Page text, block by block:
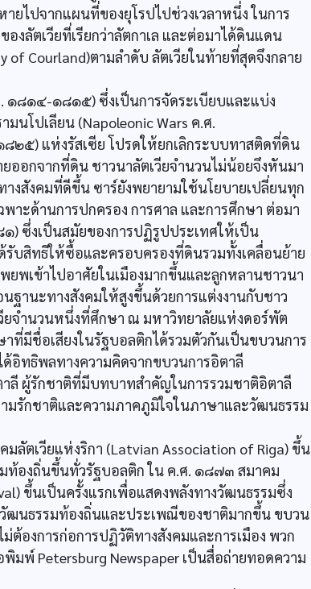
ปจากแผนที่ของยุโรปไปช่วงเวลาหนึ่ง ในการ
งลัตเวียที่เรียกว่าลัตกาเล และต่อมาได้ดินแดน
Courland)ตามลำดับ ลัตเวียในท้ายที่สุดจึงกลาย
๑๘๑๔-๑๘๑๕) ซึ่งเป็นการจัดระเบียบและแบ่ง
นโปเลียน (Napoleonic Wars ค.ศ.
๒๕) แห่งรัสเซีย โปรดให้ยกเลิกระบบทาสติดที่ดิน
อกจากที่ดิน ชาวนาลัตเวียจำนวนไม่น้อยจึงหันมา
งสังคมที่ดีขึ้น ซาร์ยังพยายามใช้นโยบายเปลี่ยนทุก
าะด้านการปกครอง การศาล และการศึกษา ต่อมา
) ซึ่งเป็นสมัยของการปฏิรูปประเทศให้เป็น
รับสิทธิให้ซื้อและครอบครองที่ดินรวมทั้งเคลื่อนย้าย
ยพเข้าไปอาศัยในเมืองมากขึ้นและลูกหลานชาวนา
ฐานะทางสังคมให้สูงขึ้นด้วยการแต่งงานกับชาว
จำนวนหนึ่งที่ศึกษา ณ มหาวิทยาลัยแห่งดอร์พัต
ที่มีชื่อเสียงในรัฐบอลติกได้รวมตัวกันเป็นขบวนการ
ด้อิทธิพลทางความคิดจากขบวนการอิตาลี
าลี ผู้รักชาติที่มีบทบาทสำคัญในการรวมชาติอิตาลี
มรักชาติและความภาคภูมิใจในภาษาและวัฒนธรรม
ลัตเวียแห่งริกา (Latvian Association of Riga) ขึ้น
ท้องถิ่นขึ้นทั่วรัฐบอลติก ใน ค.ศ. ๑๘๗๓ สมาคม
ขึ้นเป็นครั้งแรกเพื่อแสดงพลังทางวัฒนธรรมซึ่ง
ฒนธรรมท้องถิ่นและประเพณีของชาติมากขึ้น ขบวน
ต้องการก่อการปฏิวัติทางสังคมและการเมือง พวก
มพ์ Petersburg Newspaper เป็นสื่อถ่ายทอดความ